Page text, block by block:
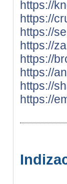
https://
https://
https://
https://
https://
https://
https://
https://